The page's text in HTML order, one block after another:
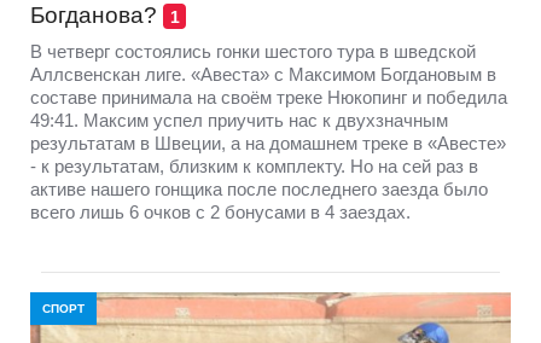
Богданова?
1
В четверг состоялись гонки шестого тура в шведской
Аллсвенскан лиге. «Авеста» с Максимом Богдановым в
составе принимала на своём треке Нюкопинг и победила
49:41. Максим успел приучить нас к двухзначным
результатам в Швеции, а на домашнем треке в «Авесте»
- к результатам, близким к комплекту. Но на сей раз в
активе нашего гонщика после последнего заезда было
всего лишь 6 очков с 2 бонусами в 4 заездах.
СПОРТ